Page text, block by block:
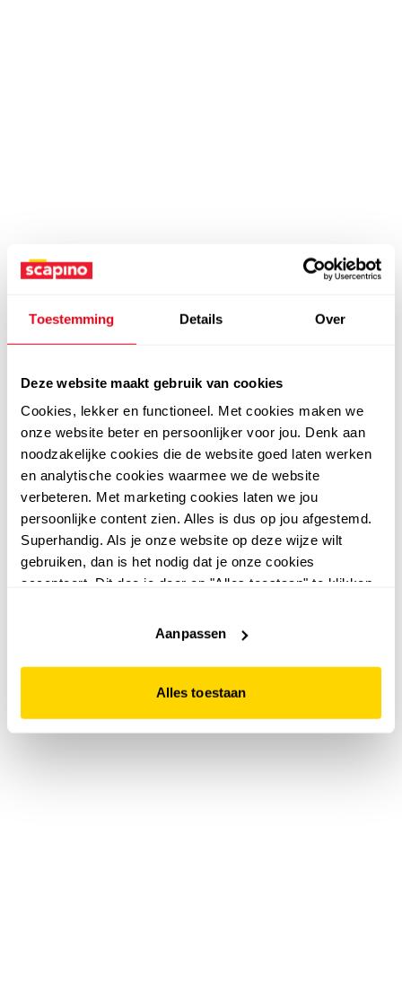
Toestemming Details Over
Deze website maakt gebruik van cookies
Cookies, lekker en functioneel. Met cookies maken we
onze website beter en persoonlijker voor jou. Denk aan
noodzakelijke cookies die de website goed laten werken
en analytische cookies waarmee we de website
verbeteren. Met marketing cookies laten we jou
persoonlijke content zien. Alles is dus op jou afgestemd.
Superhandig. Als je onze website op deze wijze wilt
gebruiken, dan is het nodig dat je onze cookies
accepteert. Dit doe je door op "Alles toestaan" te klikken.
website niet optimaal functioneert.
Aanpassen
Alles toestaan